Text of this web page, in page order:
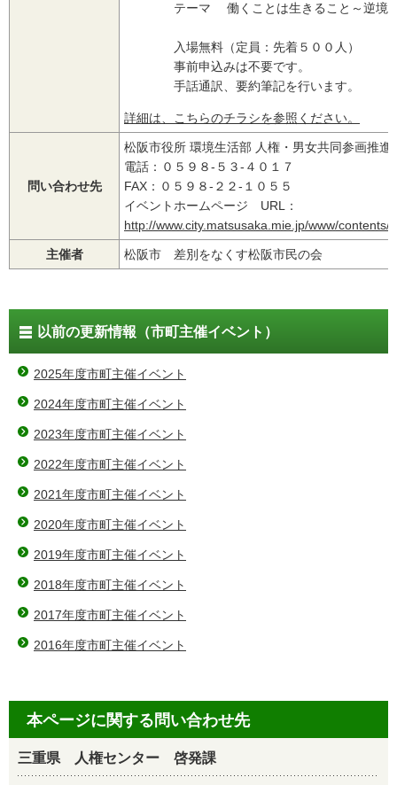
テーマ 働くことは生きること～逆境が
入場無料（定員：先着５００人）
事前申込みは不要です。
手話通訳、要約筆記を行います。
詳細は、こちらのチラシを参照ください。
問い合わせ先
松阪市役所 環境生活部 人権・男女共同参画推進
電話：０５９８‐５３-４０１７
FAX：０５９８‐２２-１０５５
イベントホームページ URL：
http://www.city.matsusaka.mie.jp/www/
主催者 松阪市 差別をなくす松阪市民の会
以前の更新情報（市町主催イベント）
2025年度市町主催イベント
2024年度市町主催イベント
2023年度市町主催イベント
2022年度市町主催イベント
2021年度市町主催イベント
2020年度市町主催イベント
2019年度市町主催イベント
2018年度市町主催イベント
2017年度市町主催イベント
2016年度市町主催イベント
本ページに関する問い合わせ先
三重県 人権センター 啓発課